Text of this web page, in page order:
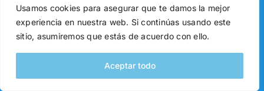
Usamos cookies para asegurar que te damos la mejor
experiencia en nuestra web. Si continúas usando este
sitio, asumiremos que estás de acuerdo con ello.
Aceptar todo
Desarrollado con ♥ porNecode Software